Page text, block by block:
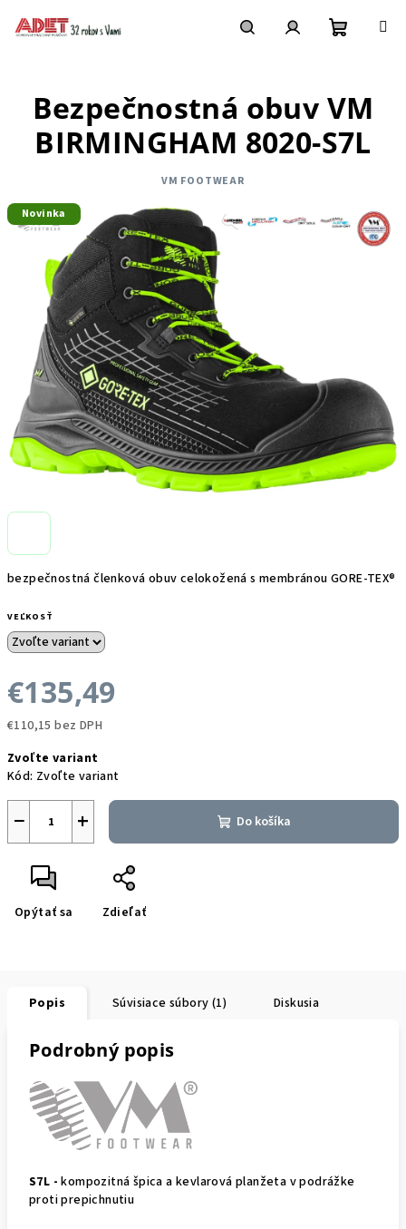
košík
bezpečnostná členková obuv celokožená s membránou GORE-TEX®
VEĽKOSŤ
€135,49
€110,15 bez DPH
cena:
Zvoľte variant
Kód: Zvoľte variant
+
− Do košíka
Opýtať sa Zdieľať
Bezpečnostná obuv VM
BIRMINGHAM 8020-S7L
VM FOOTWEAR
Novinka
Popis Súvisiace súbory (1) Diskusia
Podrobný popis
S7L -kompozitná špica a kevlarová planžeta v podrážke
proti prepichnutiu